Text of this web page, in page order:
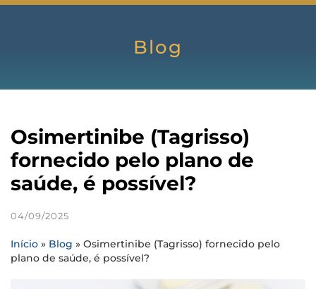
Blog
Osimertinibe (Tagrisso)
fornecido pelo plano de
saúde, é possível?
04/09/2025
Início » Blog » Osimertinibe (Tagrisso) fornecido pelo
plano de saúde, é possível?